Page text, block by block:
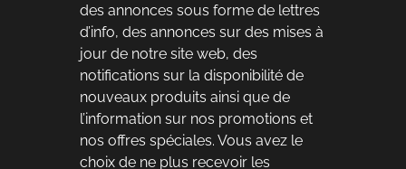
des annonces sous forme de lettres
d’info, des annonces sur des mises à
jour de notre site web, des
notifications sur la disponibilité de
nouveaux produits ainsi que de
l’information sur nos promotions et
nos offres spéciales. Vous avez le
choix de ne plus recevoir les